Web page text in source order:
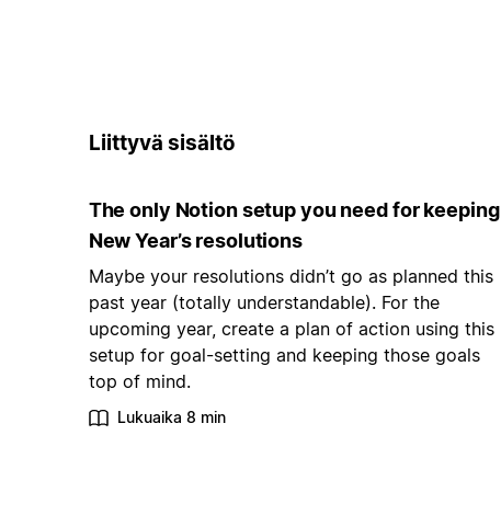
Liittyvä sisältö
The only Notion setup you need for keeping
New Year’s resolutions
Maybe your resolutions didn’t go as planned this
past year (totally understandable). For the
upcoming year, create a plan of action using this
setup for goal-setting and keeping those goals
top of mind.
Lukuaika 8 min